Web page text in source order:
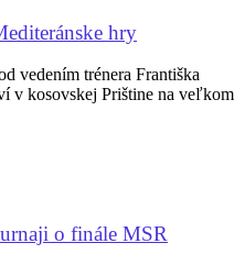
hry
vedením trénera Františka
v kosovskej Prištine na veľkom
o finále MSR